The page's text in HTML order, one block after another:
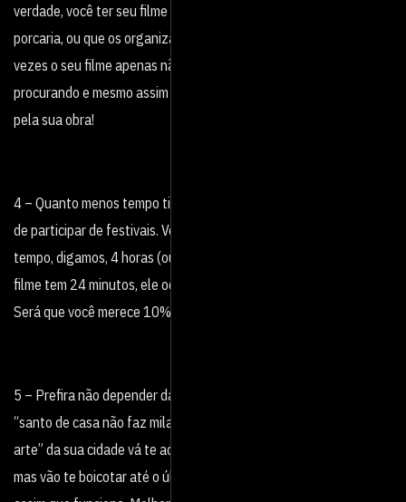
verdade, você ter seu filme negado não significa que ele seja uma
porcaria, ou que os organizadores não gostam de você. Muitas
vezes o seu filme apenas não se encaixa no que eles estão
procurando e mesmo assim eles tem profundo respeito por você e
pela sua obra!
4 – Quanto menos tempo tiver o seu curta, mais chances ele tem
de participar de festivais. Veja só, os festivais têm uma janela de
tempo, digamos, 4 horas (ou 240 minutos) para exibir curtas. Seu
filme tem 24 minutos, ele ocupa 10% do tempo total de janela.
Será que você merece 10% do tempo dos outros?
5 – Prefira não depender da “galera” da tua cidade. Como dizem,
“santo de casa não faz milagre”. Não espere que “a turma da
arte” da sua cidade vá te achar um gênio. Eles podem até achar,
mas vão te boicotar até o último fio de cabelo, é triste, mas é